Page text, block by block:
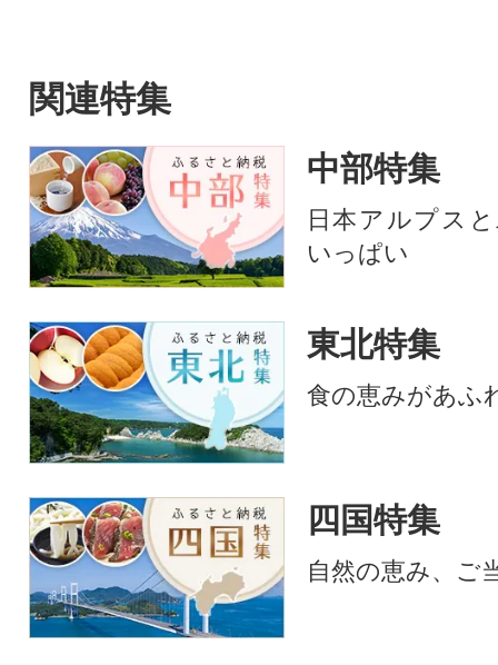
関連特集
中部特集
日本アルプス
いっぱい
東北特集
食の恵みがあふ
四国特集
自然の恵み、ご